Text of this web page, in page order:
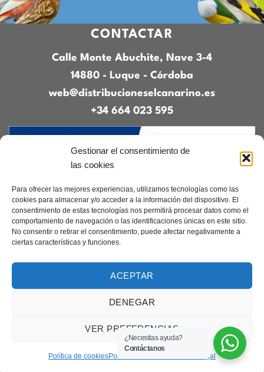
Gestionar el consentimiento de
las cookies
Para ofrecer las mejores experiencias, utilizamos tecnologías como las
cookies para almacenar y/o acceder a la información del dispositivo. El
consentimiento de estas tecnologías nos permitirá procesar datos como el
comportamiento de navegación o las identificaciones únicas en este sitio.
No consentir o retirar el consentimiento, puede afectar negativamente a
ciertas características y funciones.
ACEPTAR
DENEGAR
VER PREFERENCIAS
Política de cookiesPolítica de Privacidad Aviso Legal
CONTACTAR
Calle Monte Abuchite, Nave 3-4
14880 - Luque - Córdoba
web@distribucioneselcanarino.es
+34 664 023 595
Contacto|Incidencias|Devoluciones|
Condiciones generales
Diseñado porCreacionesDigitales.es
Elcanarino.com pertenece al grupo Distribuciones el
Canarino SL
¿Necesitas ayuda?
Contáctanos